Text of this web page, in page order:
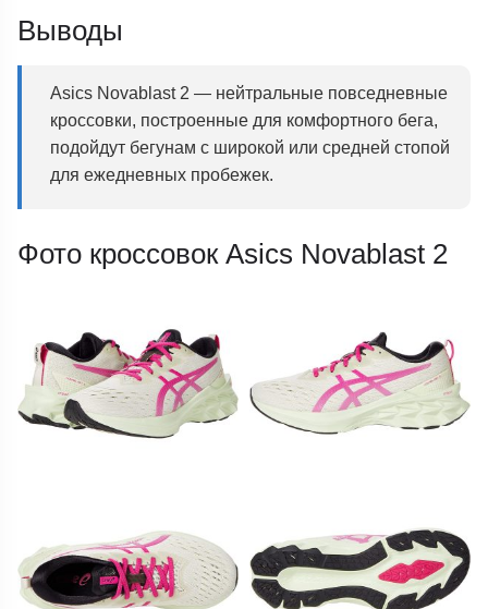
Выводы
Asics Novablast 2 — нейтральные повседневные
кроссовки, построенные для комфортного бега,
подойдут бегунам с широкой или средней стопой
для ежедневных пробежек.
Фото кроссовок Asics Novablast 2